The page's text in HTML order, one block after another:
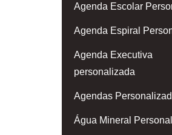
Agenda Escolar
Agenda Espiral
Agenda Executiva
personalizada
Agendas
Água Mineral